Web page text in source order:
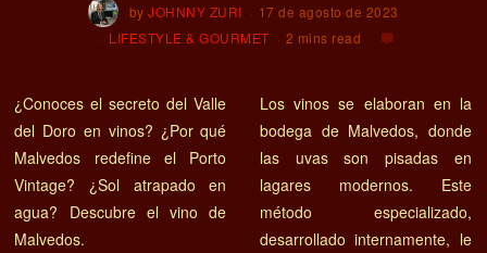
byJOHNNY ZURI
17 de agosto de 2023
LIFESTYLE & GOURMET
2 mins read
¿Conoces el secreto del Valle
del Doro en vinos? ¿Por qué
Malvedos redefine el Porto
Vintage? ¿Sol atrapado en
agua? Descubre el vino de
Malvedos.
Los vinos se elaboran en la
bodega de Malvedos, donde
las uvas son pisadas en
lagares modernos. Este
método especializado,
desarrollado internamente, le